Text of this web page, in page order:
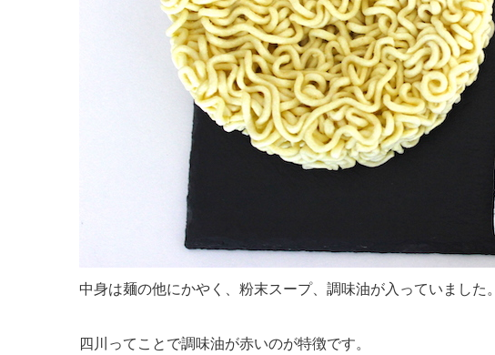
中身は麺の他にかやく、粉末スープ、調味油が入っていました。
四川ってことで調味油が赤いのが特徴です。